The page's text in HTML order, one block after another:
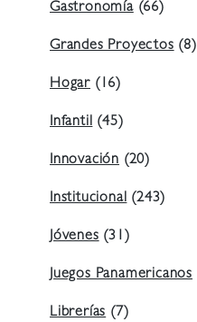
Gastronomía(66)
Grandes Proyectos(8)
Hogar (16)
Infantil(45)
Innovación (20)
Institucional(243)
Jóvenes(31)
Juegos Panamericanos
Librerías(7)